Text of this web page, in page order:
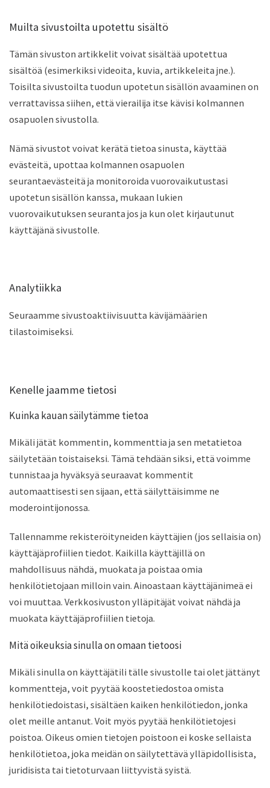
Muilta sivustoilta upotettu sisältö
Tämän sivuston artikkelit voivat sisältää upotettua
sisältöä (esimerkiksi videoita, kuvia, artikkeleita jne.).
Toisilta sivustoilta tuodun upotetun sisällön avaaminen on
verrattavissa siihen, että vierailija itse kävisi kolmannen
osapuolen sivustolla.
Nämä sivustot voivat kerätä tietoa sinusta, käyttää
evästeitä, upottaa kolmannen osapuolen
seurantaevästeitä ja monitoroida vuorovaikutustasi
upotetun sisällön kanssa, mukaan lukien
vuorovaikutuksen seuranta jos ja kun olet kirjautunut
käyttäjänä sivustolle.
Analytiikka
Seuraamme sivustoaktiivisuutta kävijämäärien
tilastoimiseksi.
Kenelle jaamme tietosi
Kuinka kauan säilytämme tietoa
Mikäli jätät kommentin, kommenttia ja sen metatietoa
säilytetään toistaiseksi. Tämä tehdään siksi, että voimme
tunnistaa ja hyväksyä seuraavat kommentit
automaattisesti sen sijaan, että säilyttäisimme ne
moderointijonossa.
Tallennamme rekisteröityneiden käyttäjien (jos sellaisia on)
käyttäjäprofiilien tiedot. Kaikilla käyttäjillä on
mahdollisuus nähdä, muokata ja poistaa omia
henkilötietojaan milloin vain. Ainoastaan käyttäjänimeä ei
voi muuttaa. Verkkosivuston ylläpitäjät voivat nähdä ja
muokata käyttäjäprofiilien tietoja.
Mitä oikeuksia sinulla on omaan tietoosi
Mikäli sinulla on käyttäjätili tälle sivustolle tai olet jättänyt
kommentteja, voit pyytää koostetiedostoa omista
henkilötiedoistasi, sisältäen kaiken henkilötiedon, jonka
olet meille antanut. Voit myös pyytää henkilötietojesi
poistoa. Oikeus omien tietojen poistoon ei koske sellaista
henkilötietoa, joka meidän on säilytettävä ylläpidollisista,
juridisista tai tietoturvaan liittyvistä syistä.